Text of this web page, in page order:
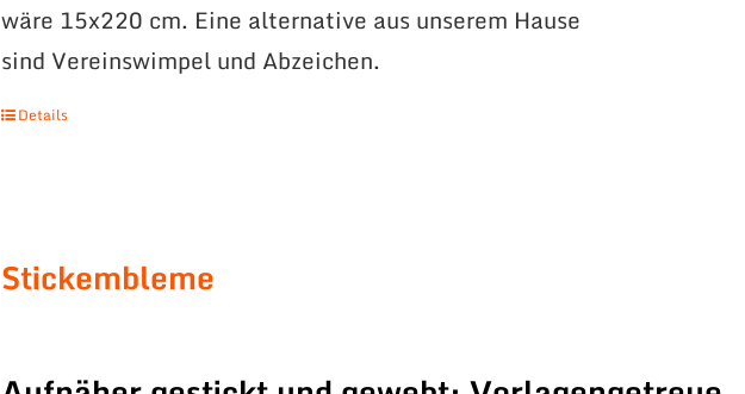
wäre 15x220 cm. Eine alternative aus unserem Hause
sind Vereinswimpel und Abzeichen.
Details
Stickembleme